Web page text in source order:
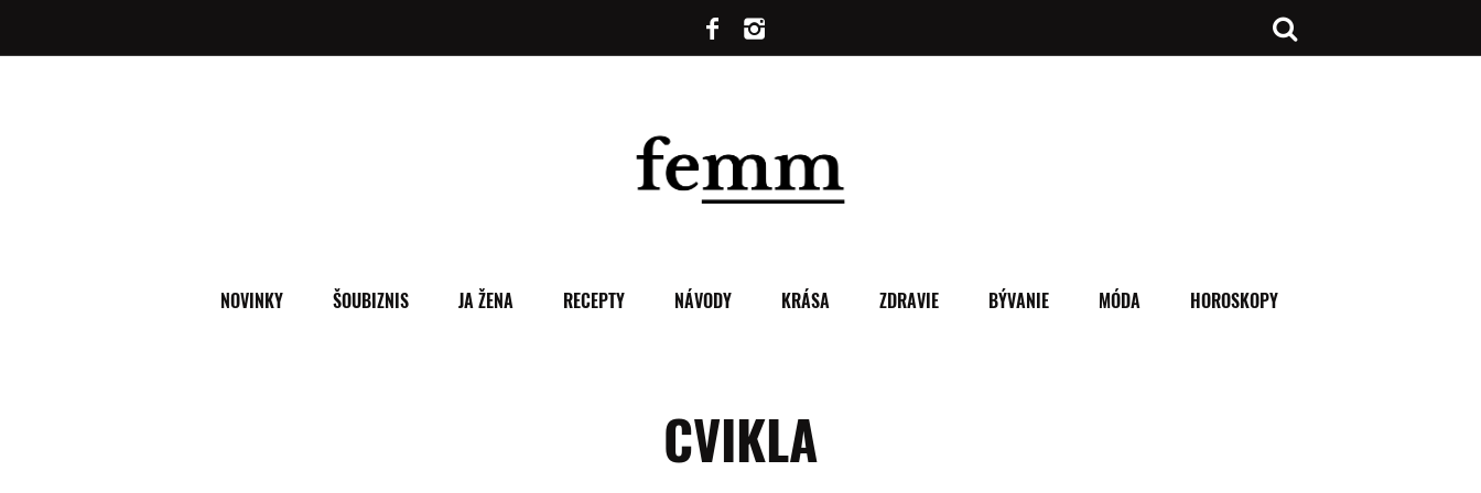
NOVINKY ŠOUBIZNIS JA ŽENA RECEPTY NÁVODY KRÁSA ZDRAVIE BÝVANIE MÓDA HOROSKOPY
CVIKLA